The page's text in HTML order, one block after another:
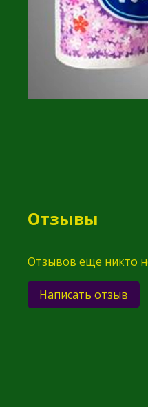
Отзывы
Отзывов еще никто
Написать отзыв